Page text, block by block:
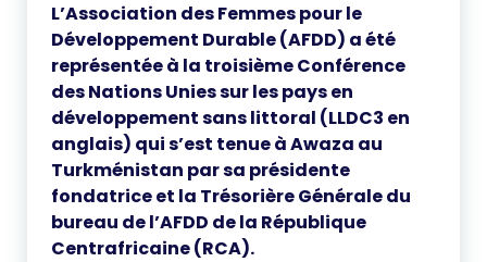
L’Association des Femmes pour le
Développement Durable (AFDD) a été
représentée à la troisième Conférence
des Nations Unies sur les pays en
développement sans littoral (LLDC3 en
anglais) qui s’est tenue à Awaza au
Turkménistan par sa présidente
fondatrice et la Trésorière Générale du
bureau de l’AFDD de la République
Centrafricaine (RCA).